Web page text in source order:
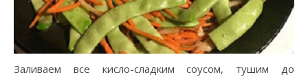
Заливаем все кисло-сладким соусом, тушим до